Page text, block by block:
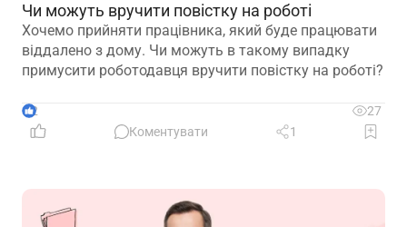
Чи можуть вручити повістку на роботі
Хочемо прийняти працівника, який буде працювати
віддалено з дому. Чи можуть в такому випадку
примусити роботодавця вручити повістку на роботі?
2
27
Коментувати
1